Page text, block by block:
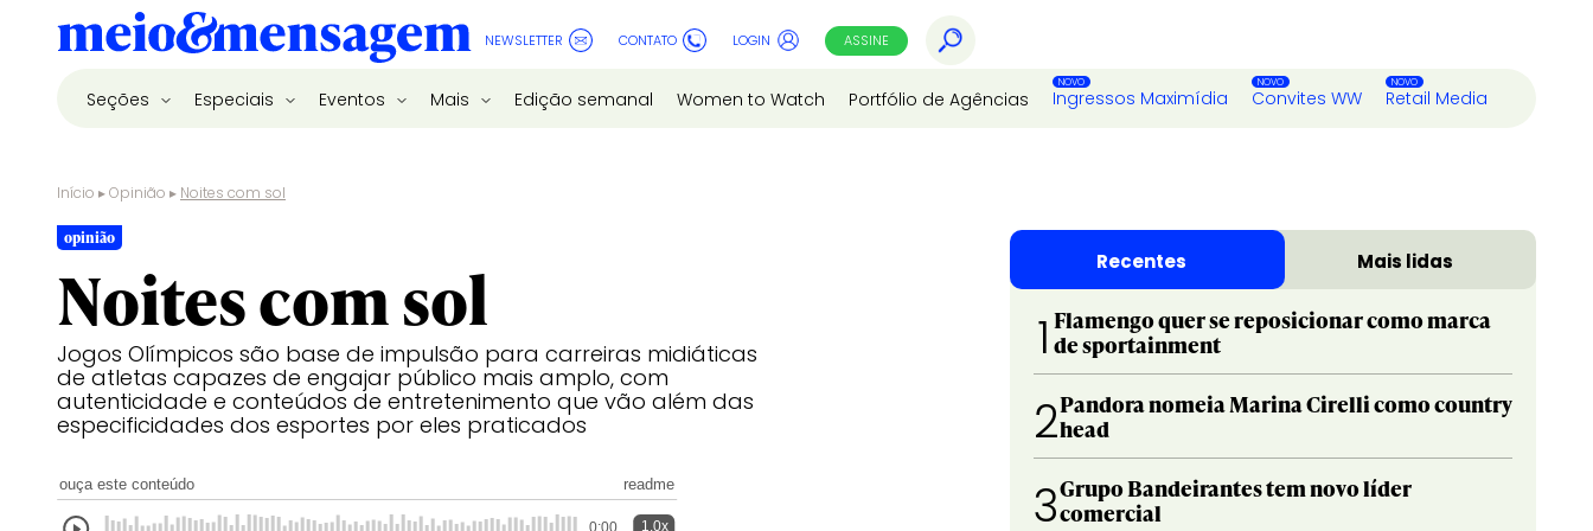
NEWSLETTER CONTATO LOGIN ASSINE
Seções Especiais Eventos Mais Edição semanal Women to Watch Portfólio de Agências Ingressos Maximídia Convites WW Retail Media
Início ▸Opinião ▸ Noites com sol
opinião
Noites com sol
Jogos Olímpicos são base de impulsão para carreiras midiáticas
de atletas capazes de engajar público mais amplo, com
autenticidade e conteúdos de entretenimento que vão além das
especificidades dos esportes por eles praticados
ouça este conteúdo readme
0:00 1.0x
Recentes Mais lidas
1 Flamengo quer se reposicionar como marca
de sportainment
2Pandora nomeia Marina Cirelli como country
head
3Grupo Bandeirantes tem novo líder
comercial